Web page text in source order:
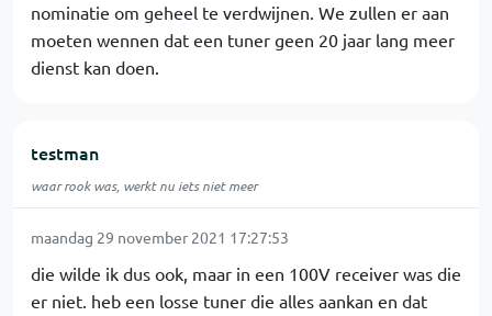
nominatie om geheel te verdwijnen. We zullen er aan
moeten wennen dat een tuner geen 20 jaar lang meer
dienst kan doen.
testman
waar rook was, werkt nu iets niet meer
maandag 29 november 2021 17:27:53
die wilde ik dus ook, maar in een 100V receiver was die
er niet. heb een losse tuner die alles aankan en dat